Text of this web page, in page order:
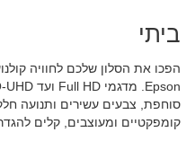
ביתי
הפכו את הסלון שלכם לחוויה
סוחפת, צבעים עשירים ותנועה
קומפקטיים ומעוצבים, קלים